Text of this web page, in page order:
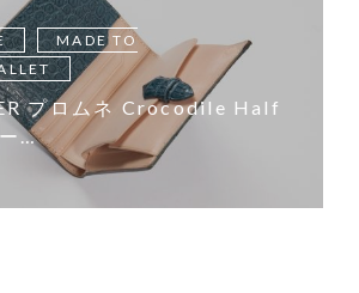
MADE TO
プロムネ Crocodile Half
…